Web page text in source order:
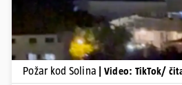
Požar kod Solina | Video: TikTok/